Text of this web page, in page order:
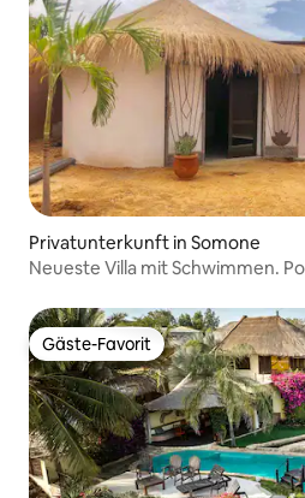
Privatunterkunft in Somone
Neueste Villa mit Schwimmen.
Gäste-Favorit
Gäste-Favorit